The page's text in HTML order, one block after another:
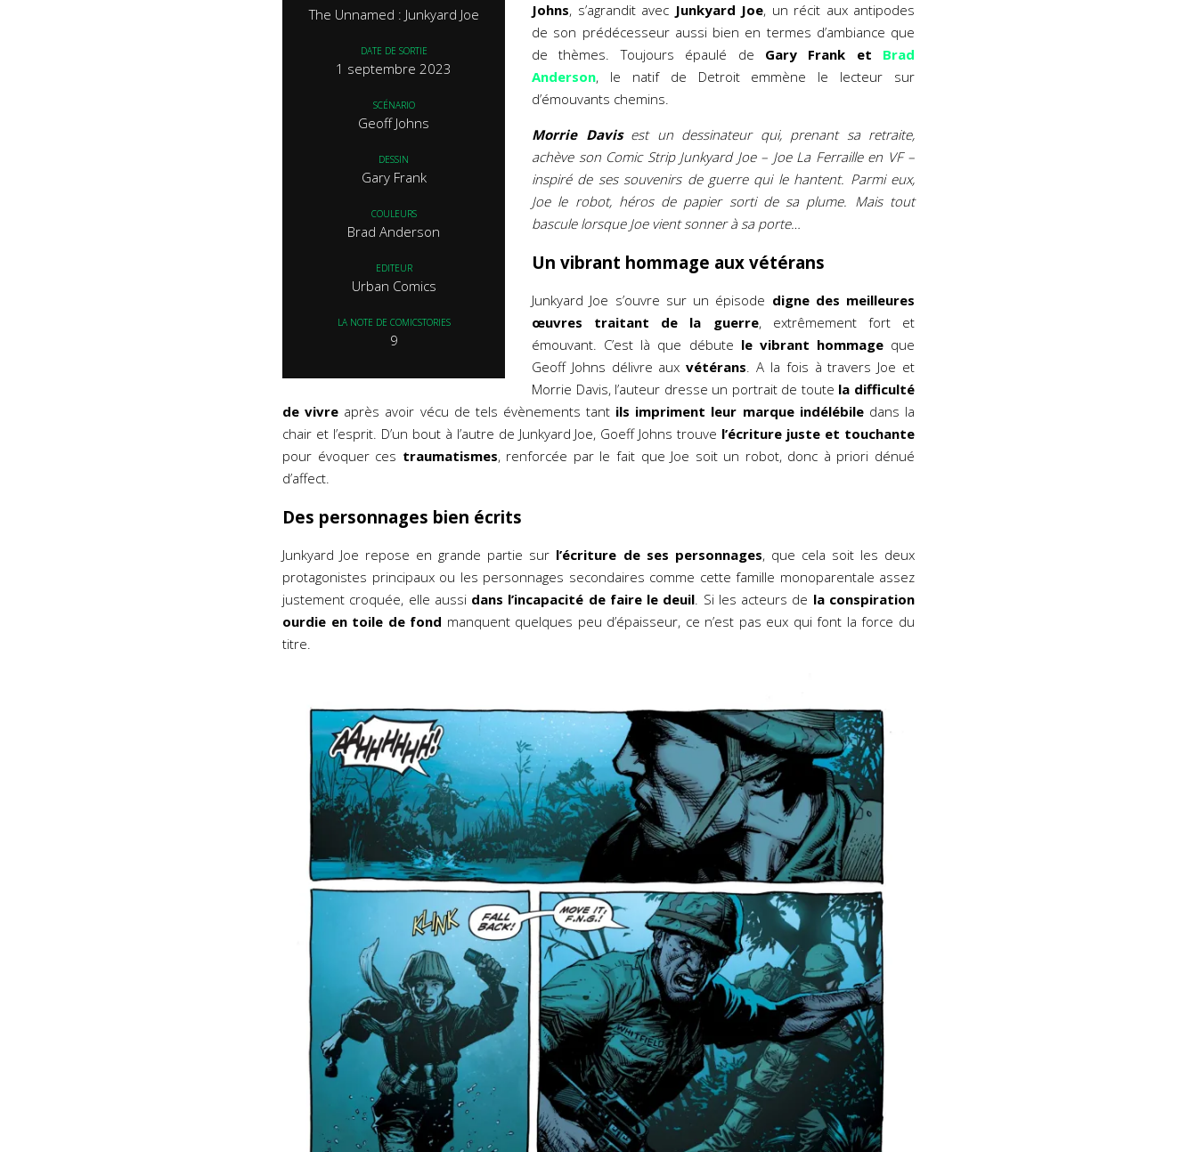
The Unnamed : Junkyard Joe
DATE DE SORTIE
1 septembre 2023
SCÉNARIO
Geoff Johns
DESSIN
Gary Frank
COULEURS
Brad Anderson
EDITEUR
Urban Comics
LA NOTE DE COMICSTORIES
9
Johns, s’agrandit avec Junkyard Joe, un récit aux antipodes
de son prédécesseur aussi bien en termes d’ambiance que
de thèmes. Toujours épaulé de Gary Frank et Brad
Anderson, le natif de Detroit emmène le lecteur sur
d’émouvants chemins.
Morrie Davisest un dessinateur qui, prenant sa retraite,
achève son Comic Strip Junkyard Joe – Joe La Ferraille en VF –
inspiré de ses souvenirs de guerre qui le hantent. Parmi eux,
Joe le robot, héros de papier sorti de sa plume. Mais tout
bascule lorsque Joe vient sonner à sa porte…
Un vibrant hommage aux vétérans
Junkyard Joe s’ouvre sur un épisode digne des meilleures
œuvres traitant de la guerre, extrêmement fort et
émouvant. C’est là que débute le vibrant hommageque
Geoff Johns délivre auxvétérans. A la fois à travers Joe et
Morrie Davis, l’auteur dresse un portrait de toute la difficulté
de vivre après avoir vécu de tels évènements tant ils impriment leur marque indélébiledans la
chair et l’esprit. D’un bout à l’autre de Junkyard Joe, Goeff Johns trouve l’écriture juste et touchante
pour évoquer ces traumatismes, renforcée par le fait que Joe soit un robot, donc à priori dénué
d’affect.
Des personnages bien écrits
Junkyard Joe repose en grande partie sur l’écriture de ses personnages, que cela soit les deux
protagonistes principaux ou les personnages secondaires comme cette famille monoparentale assez
justement croquée, elle aussi dans l’incapacité de faire le deuil. Si les acteurs de la conspiration
ourdie en toile de fond manquent quelques peu d’épaisseur, ce n’est pas eux qui font la force du
titre.